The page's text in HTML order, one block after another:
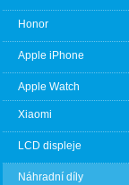
Honor
Apple iPhone
Apple Watch
Xiaomi
LCD displeje
Náhradní díly